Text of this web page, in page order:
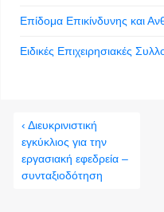
Επίδομα Επικίνδυνης και
Ειδικές Επιχειρησιακές
‹ Διευκρινιστική
εγκύκλιος για την
εργασιακή εφεδρεία –
συνταξιοδότηση